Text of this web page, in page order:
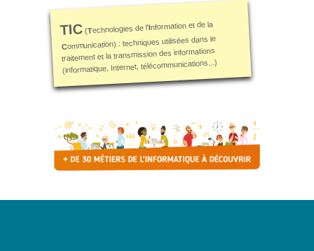
TIC(Technologies de l'Information et de la
Communication) : techniques utilisées dans le
traitement et la transmission des informations
(informatique, Internet, télécommunications...)